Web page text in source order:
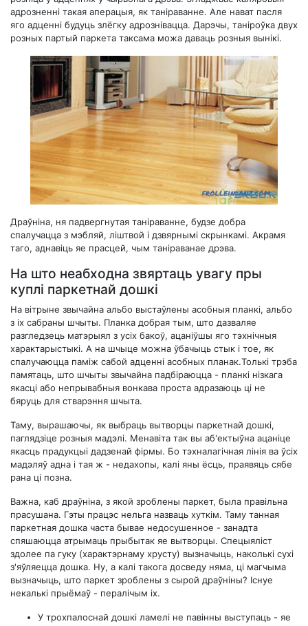
адрозненні такая аперацыя, як таніраванне. Але нават пасля
яго адценні будуць злёгку адрознівацца. Дарэчы, таніроўка двух
розных партый паркета таксама можа даваць розныя вынікі.
Драўніна, ня падвергнутая таніраванне, будзе добра
спалучацца з мэбляй, ліштвой і дзвярнымі скрынкамі. Акрамя
таго, аднавіць яе прасцей, чым таніраванае дрэва.
На што неабходна звяртаць увагу пры
куплі паркетнай дошкі
На вітрыне звычайна альбо выстаўлены асобныя планкі, альбо
з іх сабраны шчыты. Планка добрая тым, што дазваляе
разгледзець матэрыял з усіх бакоў, ацаніўшы яго тэхнічныя
характарыстыкі. А на шчыце можна ўбачыць стык і тое, як
спалучаюцца паміж сабой адценні асобных планак.Толькі трэба
памятаць, што шчыты звычайна падбіраюцца - планкі нізкага
якасці або непрывабныя вонкава проста адразаюць ці не
бяруць для стварэння шчыта.
Таму, вырашаючы, як выбраць вытворцы паркетнай дошкі,
паглядзіце розныя мадэлі. Менавіта так вы аб'ектыўна ацаніце
якасць прадукцыі дадзенай фірмы. Бо тэхналагічная лінія ва ўсіх
мадэляў адна і тая ж - недахопы, калі яны ёсць, праявяць сябе
рана ці позна.
Важна, каб драўніна, з якой зроблены паркет, была правільна
прасушана. Гэты працэс нельга назваць хуткім. Таму танная
паркетная дошка часта бывае недосушенное - занадта
спяшаюцца атрымаць прыбытак яе вытворцы. Спецыяліст
здолее па гуку (характэрнаму хрусту) вызначыць, наколькі сухі
з'яўляецца дошка. Ну, а калі такога досведу няма, ці магчыма
вызначыць, што паркет зроблены з сырой драўніны? Існуе
некалькі прыёмаў - пералічым іх.
У трохпалоснай дошкі ламелі не павінны выступаць - яе